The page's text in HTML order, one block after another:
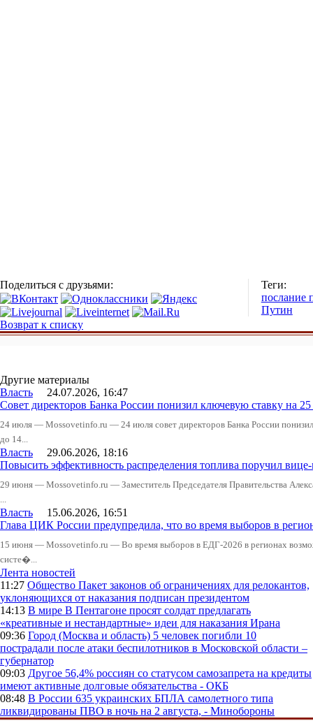
Поделиться с друзьями:
Теги:
послание
Путин
Возврат к списку
Другие материалы
Власть 24.07.2026, 16:47
Совет директоров Банка России понизил ключевую ставку на
24 июля — Mossovetinfo.ru — 24 июля совет директоров Банка России
до 14...
Власть 29.06.2026, 18:16
Повысить эффективность распределения топлива поручил
29 июня — Mossovetinfo.ru — Заместитель Председателя Правительства
...
Власть 15.06.2026, 16:51
Глава ЦИК России предупредила, что во время выборов в
15 июня — Mossovetinfo.ru — Во время выборов в ЕДГ-2026 в регионах
систе�...
Лента новостей
11:27 Общество Пакет законов об ограничениях для релокантов,
уклоняющихся от наказания подписан президентом
14:13 В мире В Пентагоне просят солдат предлагать
«креативные и нестандартные» идеи для наказания Ирана
09:36 Город (Москва и область) 5 человек погибли 10
пострадали после атаки беспилотников в Московской области –
губернатор
09:03 Другое 56,4% россиян со статусом самозапрета на кредиты
имеют активные долговые обязательства - ОКБ
08:48 В России 635 украинских БПЛА самолетного типа
ликвидированы ПВО в ночь на 2 августа, - Минобороны